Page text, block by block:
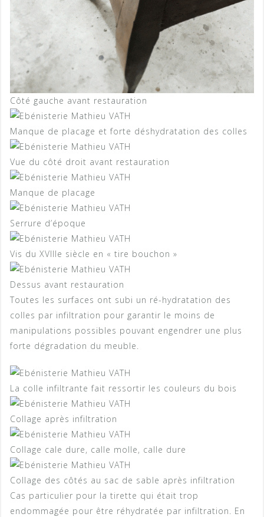
Côté gauche avant restauration
Manque de placage et forte déshydratation des colles
Vue du côté droit avant restauration
Manque de placage
Serrure d’époque
Vis du XVIIIe siècle en « tire bouchon »
Dessus avant restauration
Toutes les surfaces ont subi un ré-hydratation des
colles par infiltration pour garantir le moins de
manipulations possibles pouvant engendrer une plus
forte dégradation du meuble.
La colle infiltrante fait ressortir les couleurs du bois
Collage après infiltration
Collage cale dure, calle molle, calle dure
Collage des côtés au sac de sable après infiltration
Cas particulier pour la tirette qui était trop
endommagée pour être réhydratée par infiltration. En